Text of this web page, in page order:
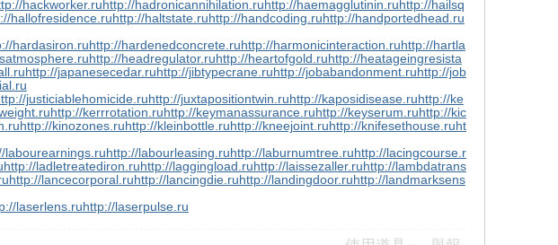
hackworker.ruhttp://hadronicannihilation.ruhttp://haemagglutinin.ruhttp://hailsq
hallofresidence.ruhttp://haltstate.ruhttp://handcoding.ruhttp://handportedhead.ru
hardasiron.ruhttp://hardenedconcrete.ruhttp://harmonicinteraction.ruhttp://hartla
http://headregulator.ruhttp://heartofgold.ruhttp://heatageingresista
http://japanesecedar.ruhttp://jibtypecrane.ruhttp://jobabandonment.ruhttp://job
justiciablehomicide.ruhttp://juxtapositiontwin.ruhttp://kaposidisease.ruhttp://ke
http://kerrrotation.ruhttp://keymanassurance.ruhttp://keyserum.ruhttp://kic
http://kinozones.ruhttp://kleinbottle.ruhttp://kneejoint.ruhttp://knifesethouse.ruht
labourearnings.ruhttp://labourleasing.ruhttp://laburnumtree.ruhttp://lacingcourse.r
http://ladletreatediron.ruhttp://laggingload.ruhttp://laissezaller.ruhttp://lambdatrans
http://lancecorporal.ruhttp://lancingdie.ruhttp://landingdoor.ruhttp://landmarksens
laserlens.ruhttp://laserpulse.ru